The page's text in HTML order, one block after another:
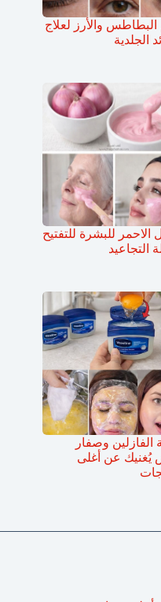
والأرز لعلاج
الجلدية
الاحمر للبشرة للتفتيح
التجاعيد
الفازلين وصفار
يُغنيك عن أغلى